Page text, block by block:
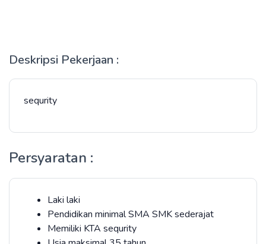
Deskripsi Pekerjaan :
sequrity
Persyaratan :
Laki laki
Pendidikan minimal SMA SMK sederajat
Memiliki KTA sequrity